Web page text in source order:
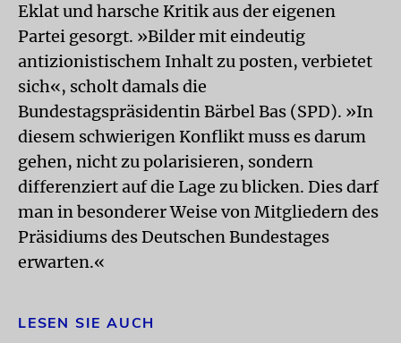
Eklat und harsche Kritik aus der eigenen
Partei gesorgt. »Bilder mit eindeutig
antizionistischem Inhalt zu posten, verbietet
sich«, scholt damals die
Bundestagspräsidentin Bärbel Bas (SPD). »In
diesem schwierigen Konflikt muss es darum
gehen, nicht zu polarisieren, sondern
differenziert auf die Lage zu blicken. Dies darf
man in besonderer Weise von Mitgliedern des
Präsidiums des Deutschen Bundestages
erwarten.«
LESEN SIE AUCH